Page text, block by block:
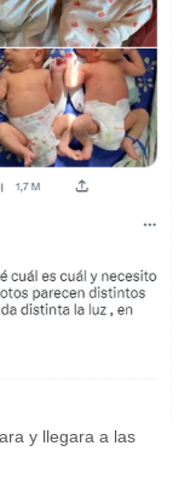
y llegara a las